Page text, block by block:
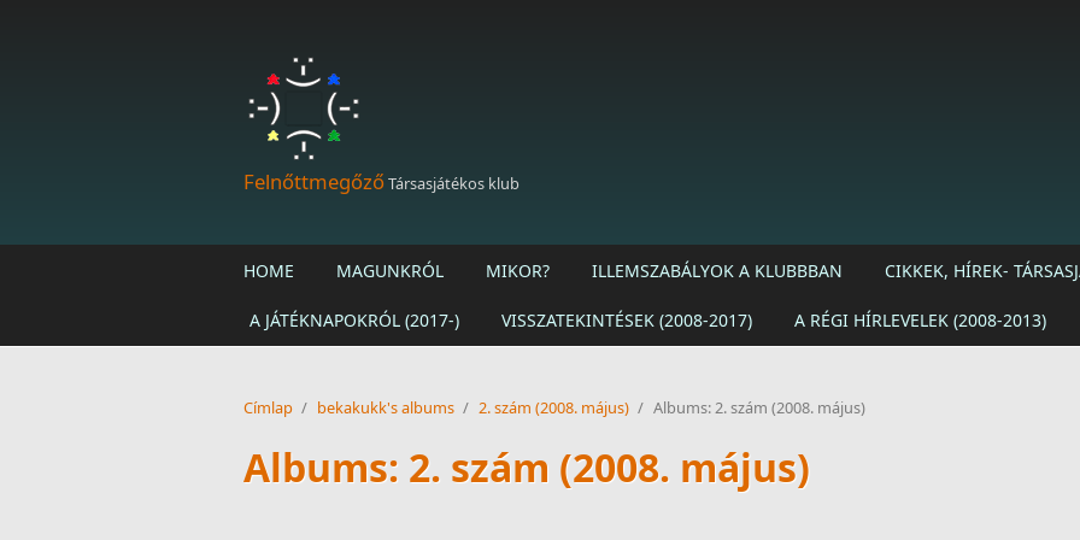
FelnőttmegőzőTársasjátékos klub
HOME MAGUNKRÓL MIKOR? ILLEMSZABÁLYOK A KLUBBBAN CIKKEK, HÍREK-
A JÁTÉKNAPOKRÓL (2017-) VISSZATEKINTÉSEK (2008-2017) A RÉGI HÍRLEVELEK (2008-2013)
Címlap / bekakukk's albums / 2. szám (2008. május) / Albums: 2. szám (2008. május)
Albums: 2. szám (2008. május)